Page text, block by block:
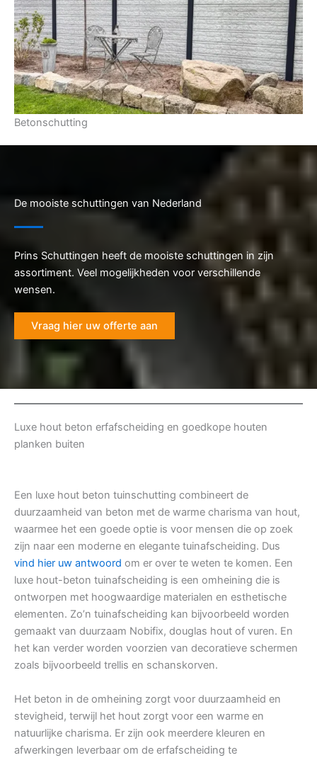
Betonschutting
De mooiste schuttingen van Nederland
Prins Schuttingen heeft de mooiste schuttingen in zijn
assortiment. Veel mogelijkheden voor verschillende
wensen.
Vraag hier uw offerte aan
Luxe hout beton erfafscheiding en goedkope houten
planken buiten
Een luxe hout beton tuinschutting combineert de
duurzaamheid van beton met de warme charisma van hout,
waarmee het een goede optie is voor mensen die op zoek
zijn naar een moderne en elegante tuinafscheiding. Dus
vind hier uw antwoord om er over te weten te komen. Een
luxe hout-beton tuinafscheiding is een omheining die is
ontworpen met hoogwaardige materialen en esthetische
elementen. Zo’n tuinafscheiding kan bijvoorbeeld worden
gemaakt van duurzaam Nobifix, douglas hout of vuren. En
het kan verder worden voorzien van decoratieve schermen
zoals bijvoorbeeld trellis en schanskorven.
Het beton in de omheining zorgt voor duurzaamheid en
stevigheid, terwijl het hout zorgt voor een warme en
natuurlijke charisma. Er zijn ook meerdere kleuren en
afwerkingen leverbaar om de erfafscheiding te